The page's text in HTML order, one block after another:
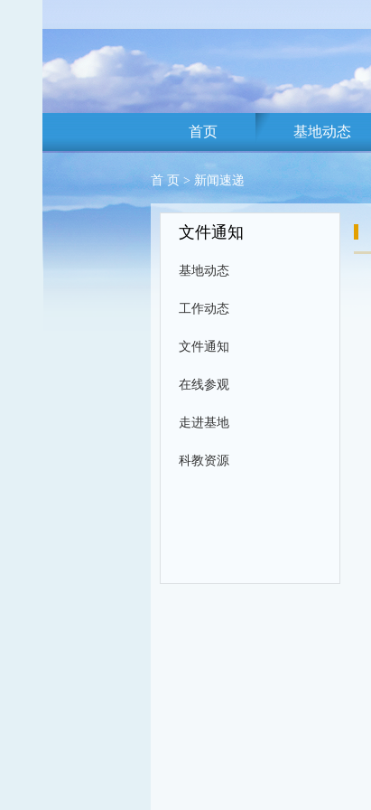
首页 基地动态
首 页 > 新闻速递
文件通知
基地动态
工作动态
文件通知
在线参观
走进基地
科教资源